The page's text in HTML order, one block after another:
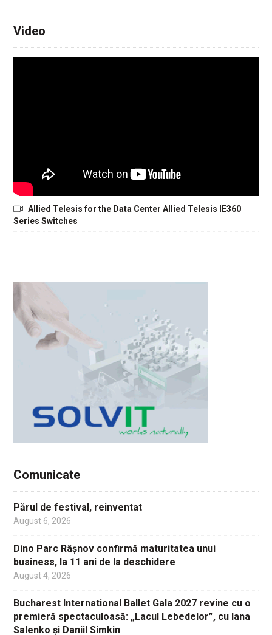
Video
Allied Telesis for the Data Center Allied Telesis IE360
Series Switches
Comunicate
Părul de festival, reinventat
August 6, 2026
Dino Parc Râșnov confirmă maturitatea unui
business, la 11 ani de la deschidere
August 4, 2026
Bucharest International Ballet Gala 2027 revine cu o
premieră spectaculoasă: „Lacul Lebedelor”, cu Iana
Salenko și Daniil Simkin